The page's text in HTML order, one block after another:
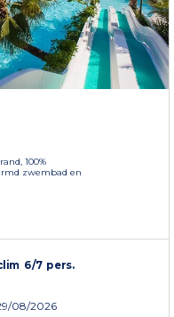
100%
zwembad en
6/7 pers.
08/2026